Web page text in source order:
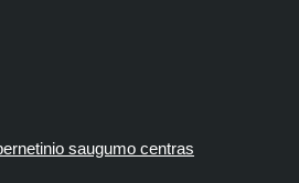
saugumo centras